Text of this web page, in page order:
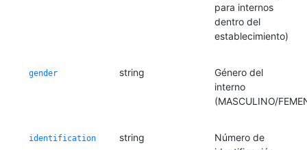
para internos
dentro del
establecimiento)
gender string
Género del
interno
(MASCULINO/
identification string
Número de